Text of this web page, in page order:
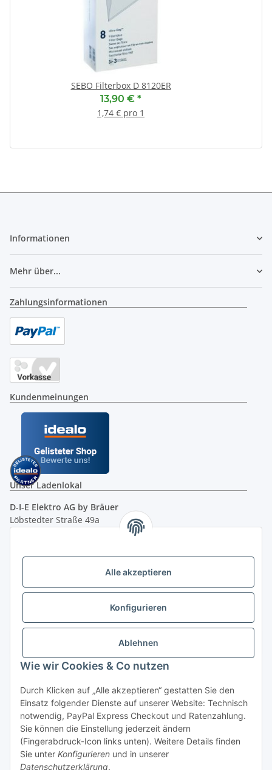
Alle akzeptieren
Konfigurieren
Ablehnen
Wie wir Cookies & Co nutzen
Durch Klicken auf „Alle akzeptieren“ gestatten Sie den
Einsatz folgender Dienste auf unserer Website: Technisch
notwendig, PayPal Express Checkout und Ratenzahlung.
Sie können die Einstellung jederzeit ändern
(Fingerabdruck-Icon links unten). Weitere Details finden
Sie unter Konfigurieren und in unserer
Datenschutzerklärung.
SEBO Filterbox D 8120ER
13,90 € *
1,74 € pro 1
Informationen
Mehr über...
Zahlungsinformationen
Kundenmeinungen
Unser Ladenlokal
D-I-E Elektro AG by Bräuer
Löbstedter Straße 49a
( siehe Google-Maps )
Öffnungszeiten:
10.00 - 18.00 Uhr
Ladenpreis versus Internetpreis
Vertrag widerrufen
05.00 - 21.30 Uhr | Freitag: 05.00 - 18.00 Uhr | Samstag: 09.00
- 12.00 Uhr (0,49€ je angef. Minute) oder per E-Mail über
unserKontaktformular
* Alle Preise inkl. gesetzlicher USt., zzgl.Versand | - ACHTUNG: Bei
Einbaugeräten gilt: Die im Produktbild abgebildete Möbelfront ist nicht im